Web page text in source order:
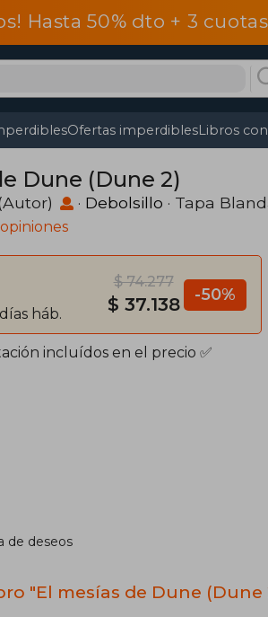
Hasta 50% dto + 3
Ofertas imperdiblesLibros
Dune (Dune 2)
· Debolsillo · Tapa
días háb.
$ 74.277
$ 37.138 -50%
incluídos en el precio ✅
de deseos
"El mesías de Dune (Dune